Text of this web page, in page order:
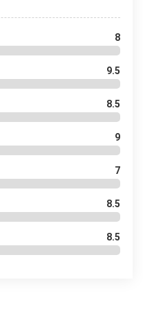
8
9.5
8.5
9
7
8.5
8.5